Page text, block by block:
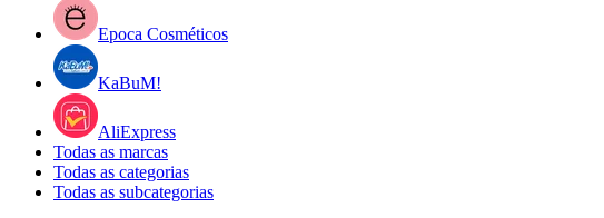
Epoca Cosméticos
KaBuM!
AliExpress
Todas as marcas
Todas as categorias
Todas as subcategorias